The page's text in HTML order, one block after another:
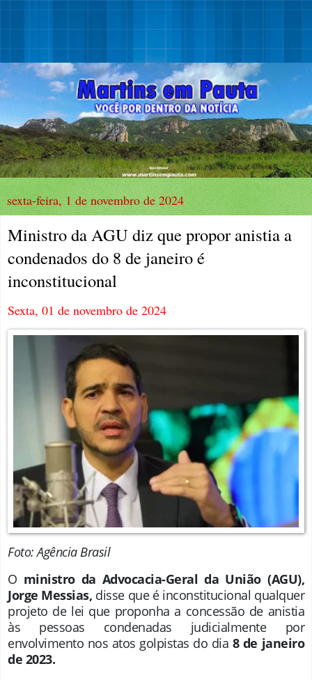
sexta-feira, 1 de novembro de 2024
Ministro da AGU diz que propor anistia a
condenados do 8 de janeiro é
inconstitucional
Sexta, 01 de novembro de 2024
Foto: Agência Brasil
O ministro da Advocacia-Geral da União (AGU),
Jorge Messias, disse que é inconstitucional qualquer
projeto de lei que proponha a concessão de anistia
às pessoas condenadas judicialmente por
envolvimento nos atos golpistas do dia 8 de janeiro
de 2023.